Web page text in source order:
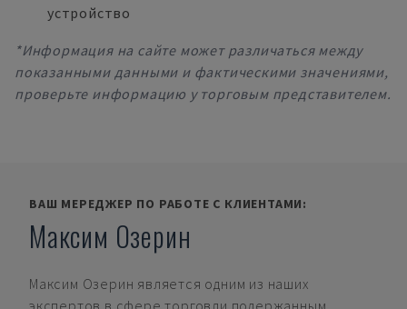
устройство
*Информация на сайте может различаться между
показанными данными и фактическими значениями,
проверьте информацию у торговым представителем.
ВАШ МЕРЕДЖЕР ПО РАБОТЕ С КЛИЕНТАМИ:
Максим Озерин
Максим Озерин является одним из наших
экспертов в сфере торговли подержанным